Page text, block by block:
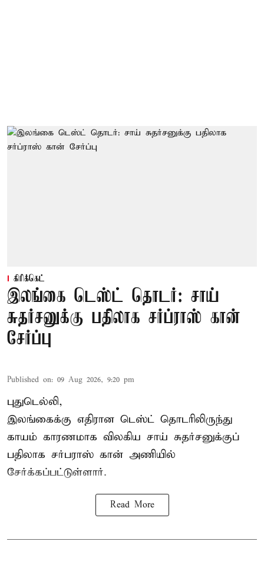
கிரிக்கெட்
இலங்கை டெஸ்ட் தொடர்: சாய்
சுதர்சனுக்கு பதிலாக சர்ப்ராஸ் கான்
சேர்ப்பு
Published on: 09 Aug 2026, 9:20 pm
புதுடெல்லி,
இலங்கைக்கு எதிரான டெஸ்ட் தொடரிலிருந்து
காயம் காரணமாக விலகிய சாய் சுதர்சனுக்குப்
பதிலாக சர்பராஸ் கான் அணியில்
சேர்க்கப்பட்டுள்ளார்.
Read More